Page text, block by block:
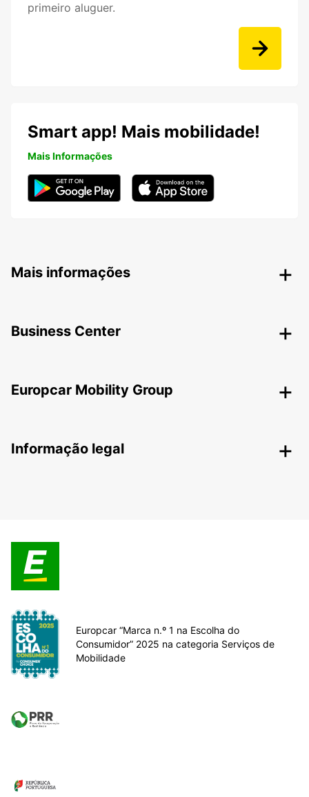
primeiro aluguer.
Smart app! Mais mobilidade!
Mais Informações
Mais informações
Business Center
Europcar Mobility Group
Informação legal
Europcar “Marca n.º 1 na Escolha do
Consumidor” 2025 na categoria Serviços de
Mobilidade